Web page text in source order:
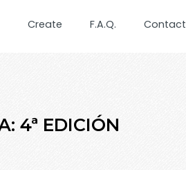
Create F.A.Q. Contact
4ª EDICIÓN